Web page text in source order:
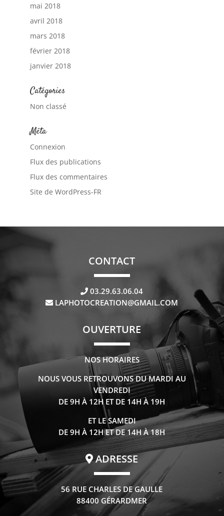
mai 2018
avril 2018
mars 2018
février 2018
janvier 2018
Catégories
Non classé
Méta
Connexion
Flux des publications
Flux des commentaires
Site de WordPress-FR
CONTACT
03.29.63.06.04
LAPHOTOCREATION@GMAIL.COM
OUVERTURE
NOS HORAIRES
NOUS VOUS RETROUVONS DU MARDI AU
VENDREDI
DE 9H À 12H ET DE 14H À 19H
ET LE SAMEDI
DE 9H À 12H ET DE 14H À 18H
ADRESSE
56 RUE CHARLES DE GAULLE
88400 GÉRARDMER